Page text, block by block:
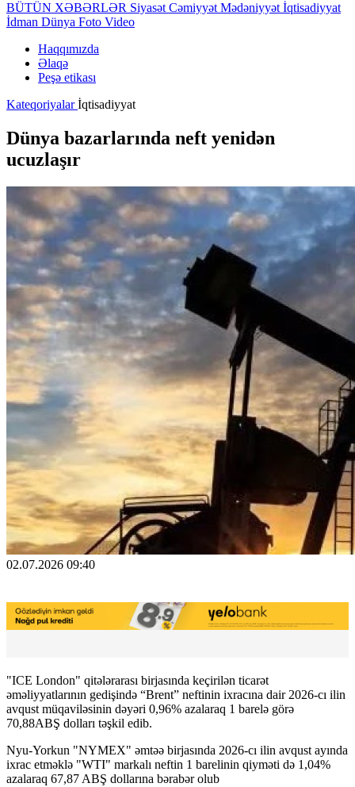
BÜTÜN XƏBƏRLƏR Siyasət Cəmiyyət Mədəniyyət İqtisadiyyat
İdman Dünya Foto Video
Haqqımızda
Əlaqə
Peşə etikası
Kateqoriyalarİqtisadiyyat
Dünya bazarlarında neft yenidən
ucuzlaşır
02.07.2026 09:40
"ICE London" qitələrarası birjasında keçirilən ticarət
əməliyyatlarının gedişində “Brent” neftinin ixracına dair 2026-cı ilin
avqust müqaviləsinin dəyəri 0,96% azalaraq 1 barelə görə
70,88ABŞ dolları təşkil edib.
Nyu-Yorkun "NYMEX" əmtəə birjasında 2026-cı ilin avqust ayında
ixrac etməklə "WTI" markalı neftin 1 barelinin qiyməti də 1,04%
azalaraq 67,87 ABŞ dollarına bərabər olub